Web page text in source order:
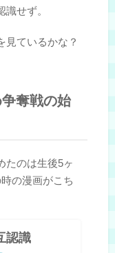
せず。
見ているかな？
奪戦の始
たのは生後5ヶ
の漫画がこち
認識